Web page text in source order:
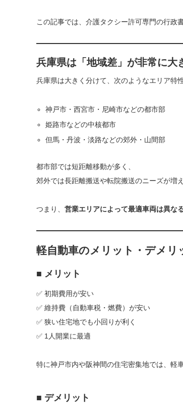
この記事では、介護タクシー許可専門の行政
兵庫県は「地域差」が非常に大
兵庫県は大きく分けて、次のようなエリア特
神戸市・西宮市・尼崎市などの都市部
姫路市などの中核都市
但馬・丹波・淡路などの郊外・山間部
都市部では短距離移動が多く、
郊外では長距離搬送や転院搬送のニーズが増え
つまり、 営業エリアによって最適車両は異な
軽自動車のメリット・デメリ
■ メリット
✅ 初期費用が安い
✅ 維持費（自動車税・燃費）が安い
✅ 狭い住宅地でも小回りが利く
✅ 1人開業に最適
特に神戸市内や阪神間の住宅密集地では、軽
■ デメリット